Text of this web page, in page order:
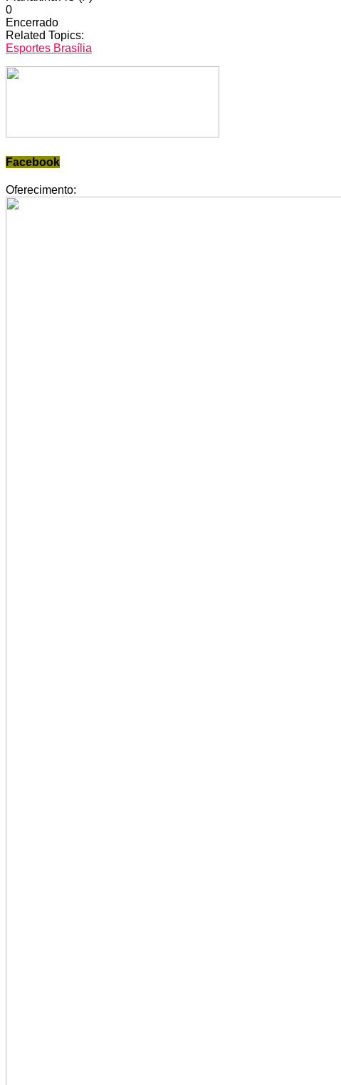
0
Encerrado
Related Topics:
Esportes Brasília
Facebook
Oferecimento: